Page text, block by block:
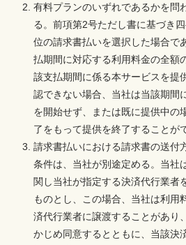
有料プランのいずれであるかを問
る。前項第2号ただし書に基づき
位の請求書払いを選択した場合で
払期間に対応する利用料金の全額
該支払期間に係る本サービスを提
認できない場合、当社は当該期間
を開始せず、または既に提供中の
了をもって提供を終了することが
請求書払いにおける請求書の送付
条件は、当社が別途定める。当社
関し当社が指定する決済代行業者
ものとし、この場合、当社は利用
済代行業者に譲渡することがあり
かじめ同意するとともに、当該決